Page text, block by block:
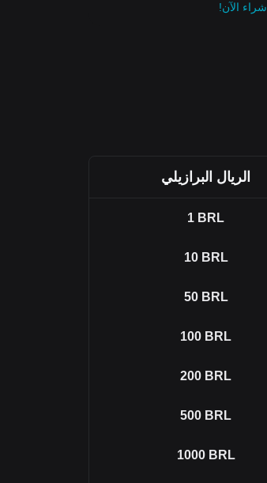
شراء الآن!
الريال البرازيلي
1 BRL
10 BRL
50 BRL
100 BRL
200 BRL
500 BRL
1000 BRL